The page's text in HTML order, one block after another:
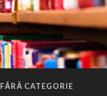
FĂRĂ CATEGORIE